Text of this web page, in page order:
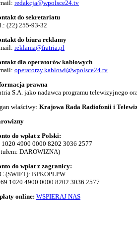
redakcja@wpolsce24.tv
do sekretariatu
(22) 255-93-32
do biura reklamy
reklama@fratria.pl
dla operatorów kablowych
operatorzy.kablowi@wpolsce24.tv
prawna
S.A. jako nadawca programu telewizyjnego
właściwy: Krajowa Rada Radiofonii i
do wpłat z Polski:
1020 4900 0000 8202 3036 2577
DAROWIZNA)
do wpłat z zagranicy:
(SWIFT): BPKOPLPW
1020 4900 0000 8202 3036 2577
online: WSPIERAJ NAS